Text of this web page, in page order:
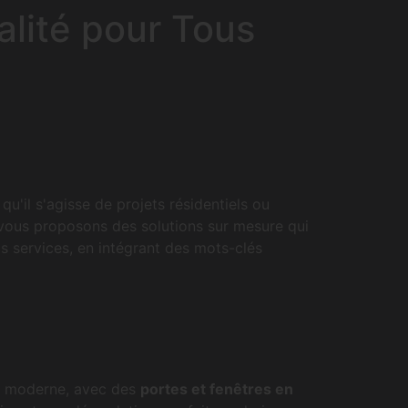
pour Tous
s'agisse de projets résidentiels ou
proposons des solutions sur mesure qui
services, en intégrant des mots-clés
avec des
portes et fenêtres en